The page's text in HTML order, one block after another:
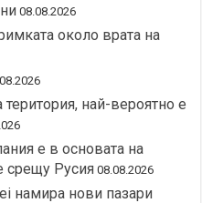
08.08.2026
около врата на
най-вероятно е
е в основата на
срещу Русия 08.08.2026
намира нови пазари